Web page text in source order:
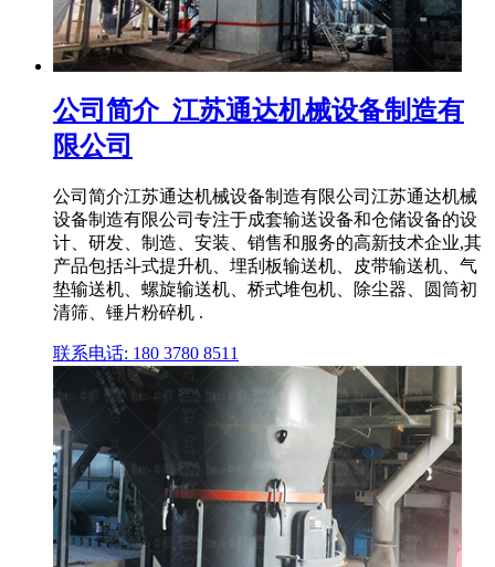
公司简介_江苏通达机械设备制造有
限公司
公司简介江苏通达机械设备制造有限公司江苏通达机械
设备制造有限公司专注于成套输送设备和仓储设备的设
计、研发、制造、安装、销售和服务的高新技术企业,其
产品包括斗式提升机、埋刮板输送机、皮带输送机、气
垫输送机、螺旋输送机、桥式堆包机、除尘器、圆筒初
清筛、锤片粉碎机 .
联系电话: 180 3780 8511